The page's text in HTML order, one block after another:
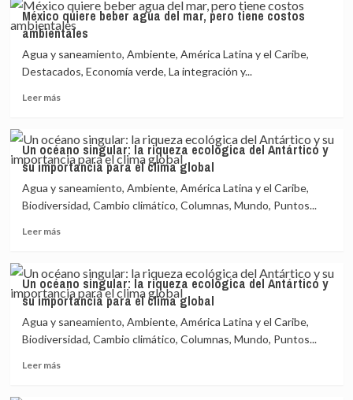
México quiere beber agua del mar, pero tiene costos
ambientales
Agua y saneamiento, Ambiente, América Latina y el Caribe,
Destacados, Economía verde, La integración y...
Leer másLeer
México
quiere
beber
agua
del
pero
ambientales
Un océano singular: la riqueza ecológica del Antártico y
su importancia para el clima global
Agua y saneamiento, Ambiente, América Latina y el Caribe,
Biodiversidad, Cambio climático, Columnas, Mundo, Puntos...
Leer másLeer
Un
océano
singular:
la
riqueza
ecológica
del
Un océano singular: la riqueza ecológica del Antártico y
su importancia para el clima global
Agua y saneamiento, Ambiente, América Latina y el Caribe,
Biodiversidad, Cambio climático, Columnas, Mundo, Puntos...
Leer másLeer